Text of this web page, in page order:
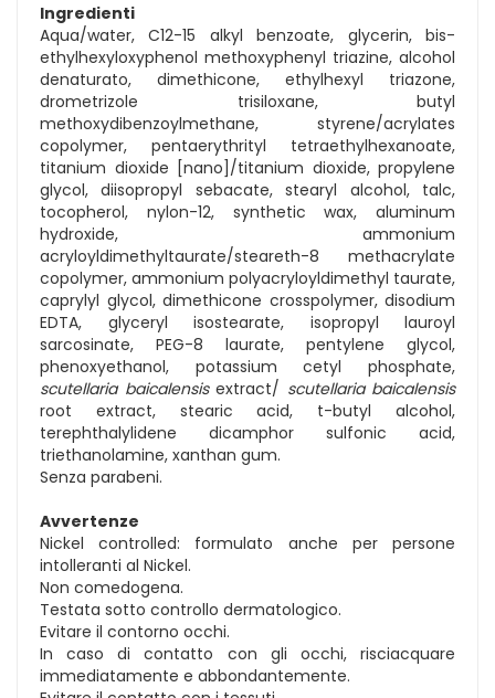
Ingredienti
Aqua/water, C12-15 alkyl benzoate, glycerin, bis-
ethylhexyloxyphenol methoxyphenyl triazine, alcohol
denaturato, dimethicone, ethylhexyl triazone,
drometrizole trisiloxane, butyl
methoxydibenzoylmethane, styrene/acrylates
copolymer, pentaerythrityl tetraethylhexanoate,
titanium dioxide [nano]/titanium dioxide, propylene
glycol, diisopropyl sebacate, stearyl alcohol, talc,
tocopherol, nylon-12, synthetic wax, aluminum
hydroxide, ammonium
acryloyldimethyltaurate/steareth-8 methacrylate
copolymer, ammonium polyacryloyldimethyl taurate,
caprylyl glycol, dimethicone crosspolymer, disodium
EDTA, glyceryl isostearate, isopropyl lauroyl
sarcosinate, PEG-8 laurate, pentylene glycol,
phenoxyethanol, potassium cetyl phosphate,
scutellaria baicalensisextract/ scutellaria baicalensis
root extract, stearic acid, t-butyl alcohol,
terephthalylidene dicamphor sulfonic acid,
triethanolamine, xanthan gum.
Senza parabeni.
Avvertenze
Nickel controlled: formulato anche per persone
intolleranti al Nickel.
Non comedogena.
Testata sotto controllo dermatologico.
Evitare il contorno occhi.
In caso di contatto con gli occhi, risciacquare
immediatamente e abbondantemente.